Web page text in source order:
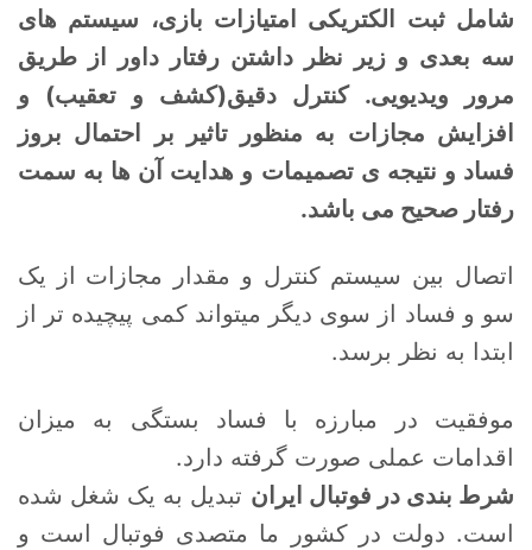
شامل ثبت الکتریکی امتیازات بازی، سیستم های
سه بعدی و زیر نظر داشتن رفتار داور از طریق
مرور ویدیویی. کنترل دقیق(کشف و تعقیب) و
افزایش مجازات به منظور تاثیر بر احتمال بروز
فساد و نتیجه ی تصمیمات و هدایت آن ها به سمت
رفتار صحیح می باشد.
اتصال بین سیستم کنترل و مقدار مجازات از یک
سو و فساد از سوی دیگر میتواند کمی پیچیده تر از
ابتدا به نظر برسد.
موفقیت در مبارزه با فساد بستگی به میزان
اقدامات عملی صورت گرفته دارد.
شرط بندی در فوتبال ایران تبدیل به یک شغل شده
است. دولت در کشور ما متصدی فوتبال است و